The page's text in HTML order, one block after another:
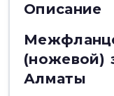
Описание
(ножевой)
Алматы